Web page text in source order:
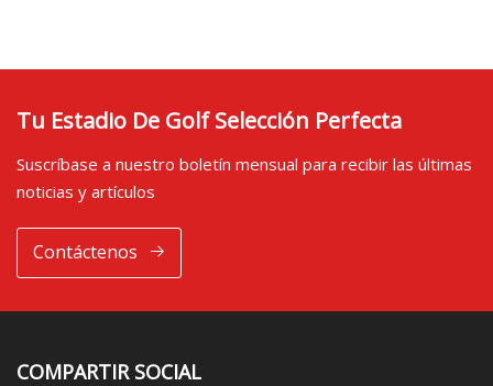
Tu Estadio De Golf Selección Perfecta
Suscríbase a nuestro boletín mensual para recibir las últimas
noticias y artículos
Contáctenos
COMPARTIR SOCIAL